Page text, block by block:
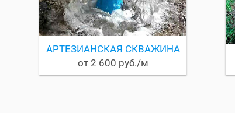
АРТЕЗИАНСКАЯ СКВАЖИНА
от 2 600 руб./м